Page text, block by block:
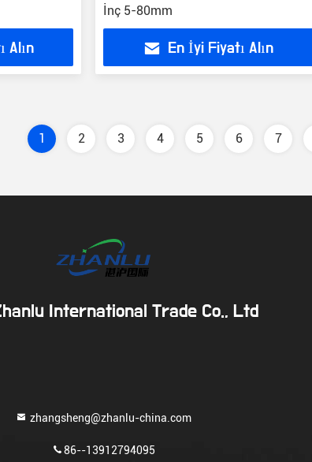
Alın
İnç 5-80mm
En İyi Fiyatı Alın
1 2 3 4 5 6 7
International Trade Co., Ltd
zhangsheng@zhanlu-china.com
86--13912794095